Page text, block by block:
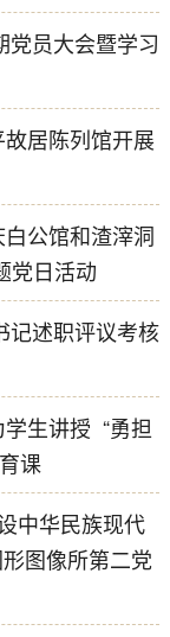
党员大会暨学习
居陈列馆开展
公馆和渣滓洞
党日活动
记述职评议考核
生讲授  “勇担
课
中华民族现代
图像所第二党